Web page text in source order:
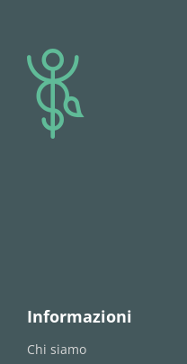
logo
Informazioni
Chi siamo